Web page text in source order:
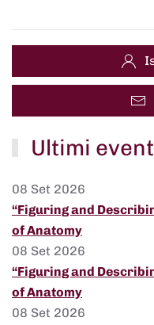
Ultimi
08 Set 2026
“Figuring and
of Anatomy
08 Set 2026
“Figuring and
of Anatomy
08 Set 2026